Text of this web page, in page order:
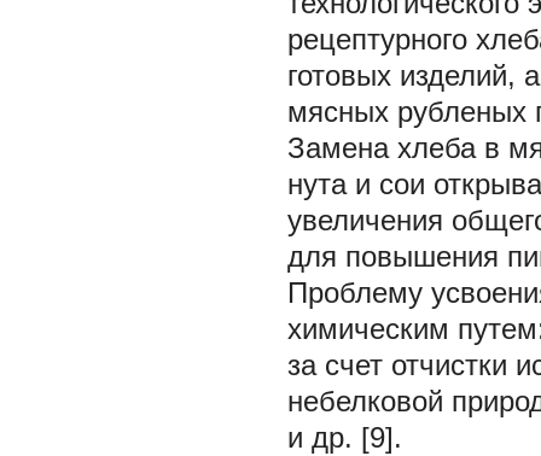
рецептурного
готовых изделий,
мясных рубленых
Замена хлеба в
нута и сои
увеличения
для повышения
Проблему
химическим
за счет отчистки
небелковой
и др. [9].